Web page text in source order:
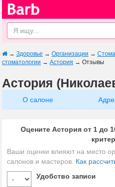
→ Здоровье → Организации →
стоматологии → Астория → Отзывы
Астория
О салоне
Оцените Астория от 1 до
Ваши оценки влияют на место
салонов и мастеров. Как
Удобство записи